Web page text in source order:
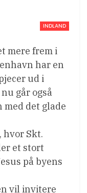
INDLAND
mere frem i
har en
ud i
går også
med det glade
hvor Skt.
et stort
på byens
vil invitere